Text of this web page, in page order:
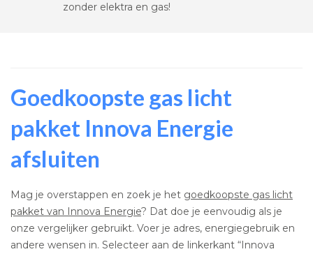
zonder elektra en gas!
Goedkoopste gas licht
pakket Innova Energie
afsluiten
Mag je overstappen en zoek je het goedkoopste gas licht
pakket van Innova Energie? Dat doe je eenvoudig als je
onze vergelijker gebruikt. Voer je adres, energiegebruik en
andere wensen in. Selecteer aan de linkerkant “Innova